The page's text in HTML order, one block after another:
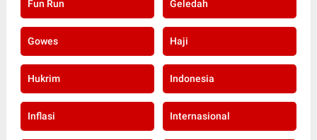
Fun Run Geledah
Gowes Haji
Hukrim Indonesia
Inflasi Internasional